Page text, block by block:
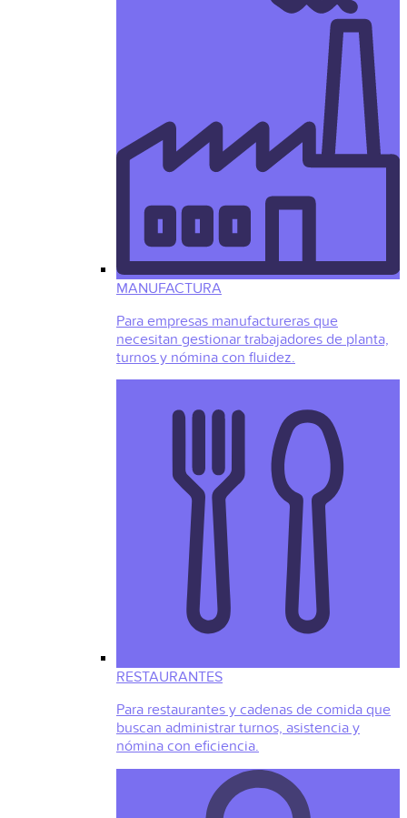
MANUFACTURA
Para empresas manufactureras que
necesitan gestionar trabajadores de planta,
turnos y nómina con fluidez.
RESTAURANTES
Para restaurantes y cadenas de comida que
buscan administrar turnos, asistencia y
nómina con eficiencia.